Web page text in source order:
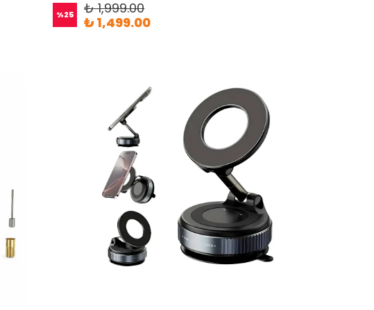
%25
₺ 1,999.00
₺ 1,499.00